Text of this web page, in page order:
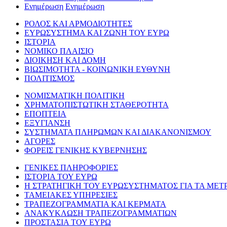
Ενημέρωση Ενημέρωση
ΡΟΛΟΣ ΚΑΙ ΑΡΜΟΔΙΟΤΗΤΕΣ
ΕΥΡΩΣΥΣΤΗΜΑ ΚΑΙ ΖΩΝΗ ΤΟΥ ΕΥΡΩ
ΙΣΤΟΡΙΑ
ΝΟΜΙΚΟ ΠΛΑΙΣΙΟ
ΔΙΟΙΚΗΣΗ ΚΑΙ ΔΟΜΗ
ΒΙΩΣΙΜΟΤΗΤΑ - ΚΟΙΝΩΝΙΚΗ ΕΥΘΥΝΗ
ΠΟΛΙΤΙΣΜΟΣ
ΝΟΜΙΣΜΑΤΙΚΗ ΠΟΛΙΤΙΚΗ
ΧΡΗΜΑΤΟΠΙΣΤΩΤΙΚΗ ΣΤΑΘΕΡΟΤΗΤΑ
ΕΠΟΠΤΕΙΑ
ΕΞΥΓΙΑΝΣΗ
ΣΥΣΤΗΜΑΤΑ ΠΛΗΡΩΜΩΝ ΚΑΙ ΔΙΑΚΑΝΟΝΙΣΜΟΥ
ΑΓΟΡΕΣ
ΦΟΡΕΙΣ ΓΕΝΙΚΗΣ ΚΥΒΕΡΝΗΣΗΣ
ΓΕΝΙΚΕΣ ΠΛΗΡΟΦΟΡΙΕΣ
ΙΣΤΟΡΙΑ ΤΟΥ ΕΥΡΩ
Η ΣΤΡΑΤΗΓΙΚΗ ΤΟΥ ΕΥΡΩΣΥΣΤΗΜΑΤΟΣ ΓΙΑ ΤΑ
ΤΑΜΕΙΑΚΕΣ ΥΠΗΡΕΣΙΕΣ
ΤΡΑΠΕΖΟΓΡΑΜΜΑΤΙΑ ΚΑΙ ΚΕΡΜΑΤΑ
ΑΝΑΚΥΚΛΩΣΗ ΤΡΑΠΕΖΟΓΡΑΜΜΑΤΙΩΝ
ΠΡΟΣΤΑΣΙΑ ΤΟΥ ΕΥΡΩ